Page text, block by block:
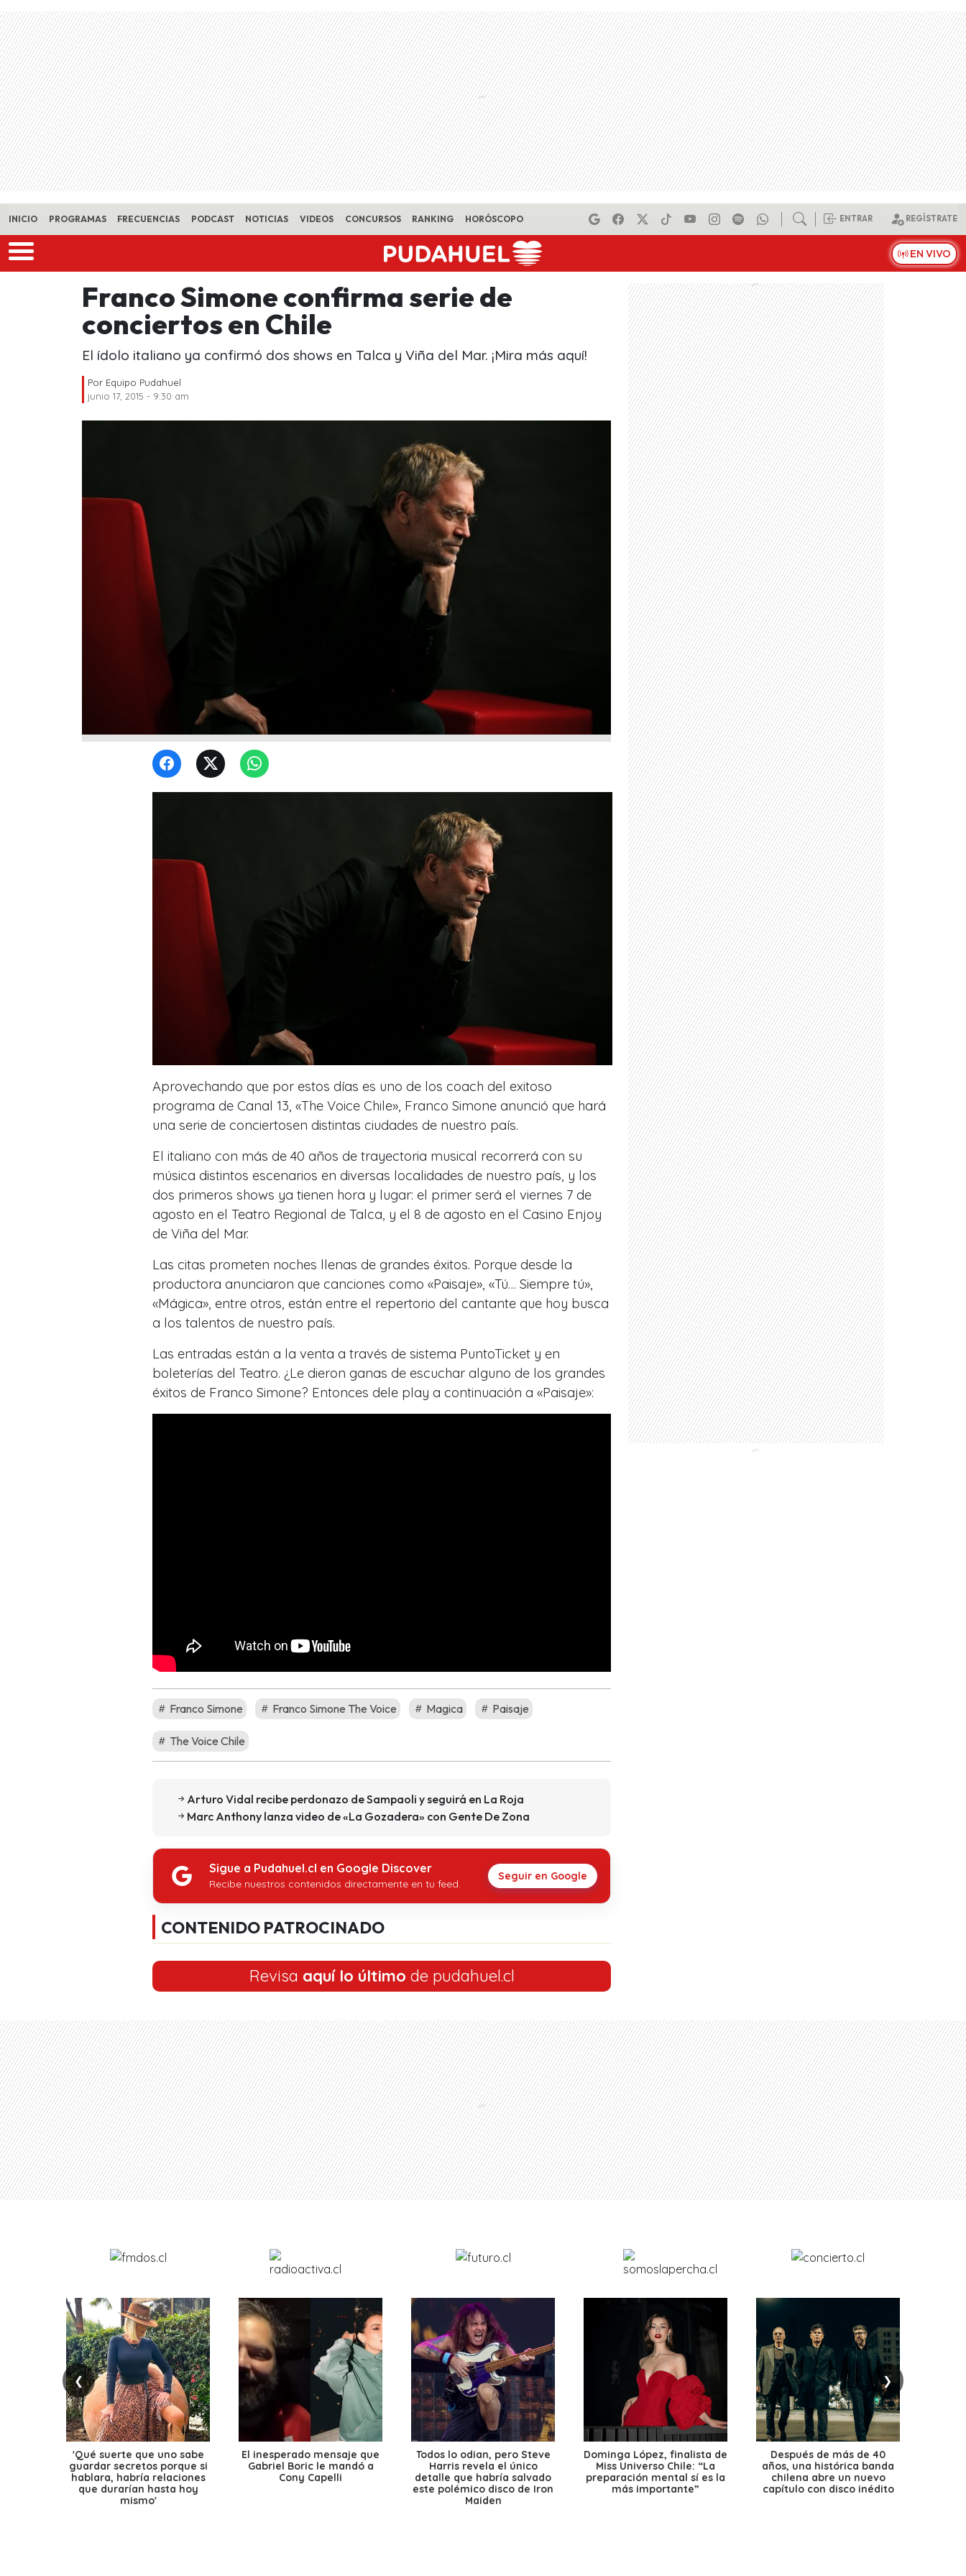
Skip to main content
INICIO PROGRAMAS FRECUENCIAS PODCAST NOTICIAS VIDEOS CONCURSOS RANKING HORÓSCOPO ENTRAR REGÍSTRATE
EN VIVO
Franco Simone confirma serie de
conciertos en Chile
El ídolo italiano ya confirmó dos shows en Talca y Viña del Mar. ¡Mira más aquí!
Por Equipo Pudahuel
junio 17, 2015 - 9:30 am
Aprovechando que por estos días es uno de los coach del exitoso
programa de Canal 13, «The Voice Chile», Franco Simone anunció que hará
una serie de conciertosen distintas ciudades de nuestro país.
El italiano con más de 40 años de trayectoria musical recorrerá con su
música distintos escenarios en diversas localidades de nuestro país, y los
dos primeros shows ya tienen hora y lugar: el primer será el viernes 7 de
agosto en el Teatro Regional de Talca, y el 8 de agosto en el Casino Enjoy
de Viña del Mar.
Las citas prometen noches llenas de grandes éxitos. Porque desde la
productora anunciaron que canciones como «Paisaje», «Tú… Siempre tú»,
«Mágica», entre otros, están entre el repertorio del cantante que hoy busca
a los talentos de nuestro país.
Las entradas están a la venta a través de sistema PuntoTicket y en
boleterías del Teatro. ¿Le dieron ganas de escuchar alguno de los grandes
éxitos de Franco Simone? Entonces dele play a continuación a «Paisaje»:
Franco Simone Franco Simone The Voice Magica Paisaje
The Voice Chile
Arturo Vidal recibe perdonazo de Sampaoli y seguirá en La Roja
Marc Anthony lanza video de «La Gozadera» con Gente De Zona
Sigue a Pudahuel.cl en Google Discover
Recibe nuestros contenidos directamente en tu feed.
Seguir en Google
CONTENIDO PATROCINADO
Revisa aquí lo último de pudahuel.cl
❮ ❯
'Qué suerte que uno sabe
guardar secretos porque si
hablara, habría relaciones
que durarían hasta hoy
mismo'
El inesperado mensaje que
Gabriel Boric le mandó a
Cony Capelli
Todos lo odian, pero Steve
Harris revela el único
detalle que habría salvado
este polémico disco de Iron
Maiden
Dominga López, finalista de
Miss Universo Chile: “La
preparación mental sí es la
más importante”
Después de más de 40
años, una histórica banda
chilena abre un nuevo
capítulo con disco inédito